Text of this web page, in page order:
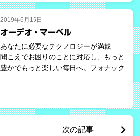
オ…
2019年6月15日
オーデオ・マーベル
あなたに必要なテクノロジーが満載
聞こえでお困りのことに対応し、もっと
豊かでもっと楽しい毎日へ。フォナック
音…
次の記事